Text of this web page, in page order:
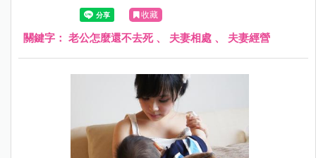
時也心想這句話應該是氣話，並不是真心，這次就來聊聊那
些婚姻氣話背後的「真心話」。
收藏
關鍵字： 老公怎麼還不去死、 夫妻相處 、 夫妻經營